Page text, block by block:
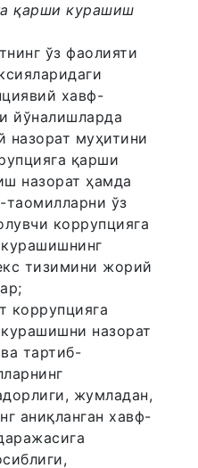
қарши курашиш
ўз фаолияти
хавф-
йўналишларда
назорат муҳитини
қарши
назорат ҳамда
таомилларни ўз
коррупцияга
тизимини жорий
коррупцияга
назорат
тартиб-
жумладан,
аниқланган хавф-